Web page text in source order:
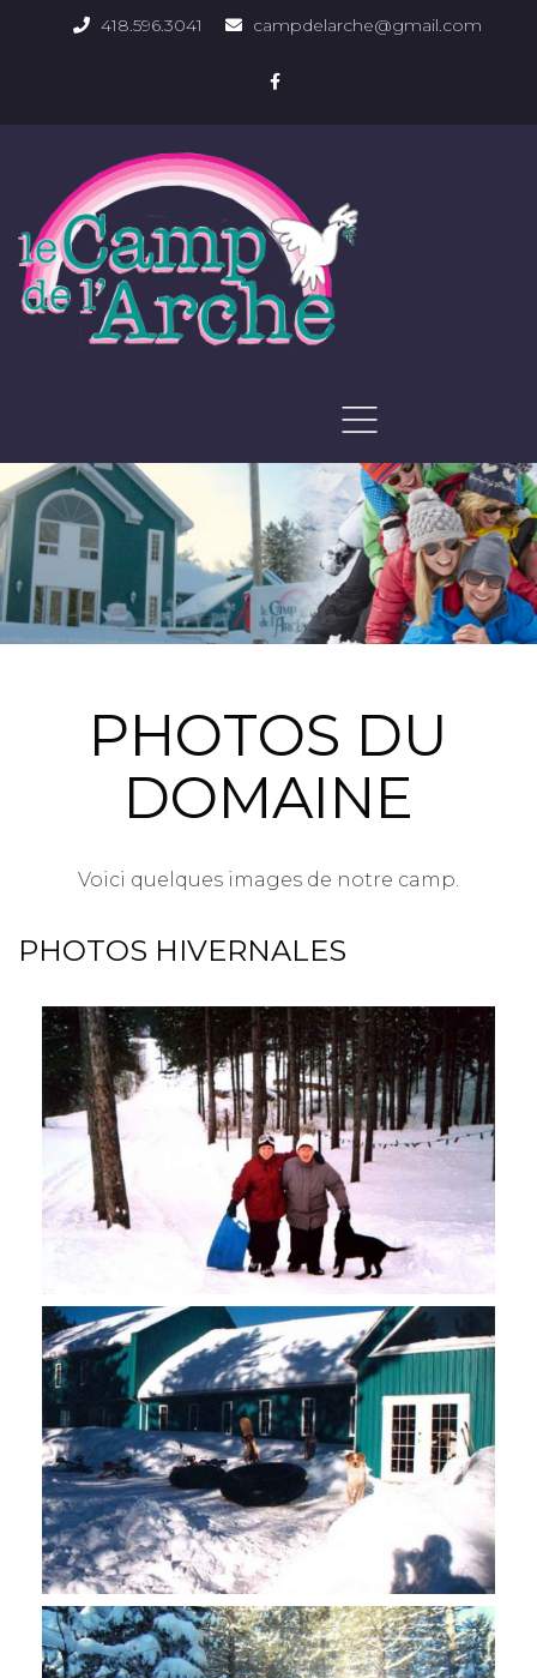
418.596.3041 campdelarche@gmail.com
PHOTOS DU DOMAINE
PHOTOS DU
DOMAINE
Voici quelques images de notre camp.
PHOTOS HIVERNALES